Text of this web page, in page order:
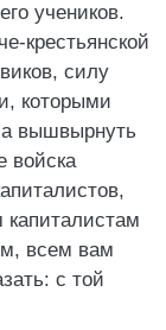
учеников.
крестьянской
силу
которыми
вышвырнуть
войска
всем вам
с той